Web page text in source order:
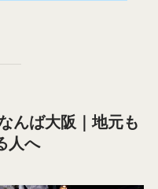
んば大阪｜地元も
人へ